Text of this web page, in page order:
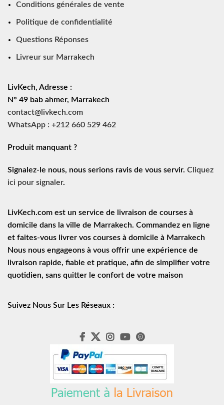
Conditions générales de vente
Politique de confidentialité
Questions Réponses
Livreur sur Marrakech
LivKech, Adresse :
N° 49 bab ahmer, Marrakech
contact@livkech.com
WhatsApp : +212 660 529 462
Produit manquant ?
Signalez-le nous, nous serions ravis de vous servir. Cliquez
ici pour signaler.
LivKech.com est un service de
livraison de courses à
domicile dans la ville de Marrakech. Commandez en ligne
et faites-vous livrer vos courses à domicile à Marrakech
Nous nous engageons à vous offrir une expérience de
livraison rapide, fiable et pratique, afin de simplifier votre
quotidien, sans quitter le confort de votre maison
Suivez Nous Sur Les Réseaux :